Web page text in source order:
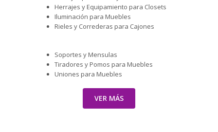
Herrajes y Equipamiento para Closets
Iluminación para Muebles
Rieles y Correderas para Cajones
Soportes y Mensulas
Tiradores y Pomos para Muebles
Uniones para Muebles
VER MÁS